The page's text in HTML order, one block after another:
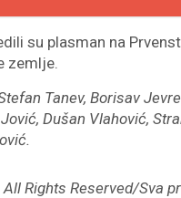
su plasman na
zemlje.
Tanev, Borisav
Dušan Vlahović,
Rights Reserved/Sva